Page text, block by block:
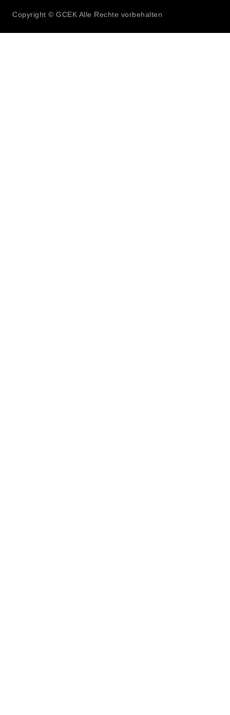
Copyright © GCEK Alle Rechte vorbehalten